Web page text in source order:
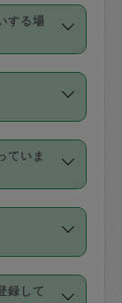
の平均
が上
。
Visa／
／
ィー
ても大
（Vプ
はご利
せ
依頼料
する場
毎週｜
「ス
できま
代わ
は有償
のキャ
の場合
、依頼
なり
細」に
ていま
も１回あ
料理、
録して